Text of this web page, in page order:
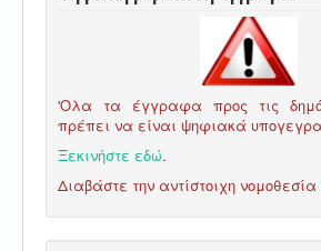
'Ολα τα έγγραφα προς τις
πρέπει να είναι ψηφιακά
Ξεκινήστε εδώ.
Διαβάστε την αντίστοιχη νομοθεσία